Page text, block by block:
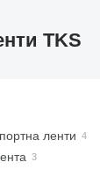
TKS
ленти